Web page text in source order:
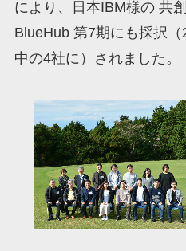
により、日本IBM様の 共
BlueHub 第7期にも採択
中の4社に）されました。